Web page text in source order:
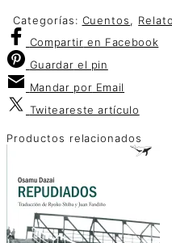
Categorías: Cuentos,
Compartir en Facebook
Guardar el pin
Mandar por Email
Twiteareste artículo
Productos relacionados